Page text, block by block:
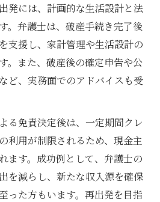
発には、計画的な生活設計と法
。弁護士は、破産手続き完了後
支援し、家計管理や生活設計の
。また、破産後の確定申告や公
ど、実務面でのアドバイスも受
る免責決定後は、一定期間クレ
利用が制限されるため、現金主
ます。成功例として、弁護士の
を減らし、新たな収入源を確保
った方もいます。再出発を目指